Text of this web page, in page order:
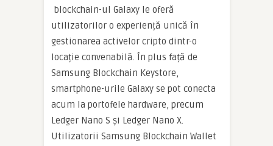
blockchain-ul Galaxy le oferă
utilizatorilor o experiență unică în
gestionarea activelor cripto dintr-o
locație convenabilă. În plus față de
Samsung Blockchain Keystore,
smartphone-urile Galaxy se pot conecta
acum la portofele hardware, precum
Ledger Nano S și Ledger Nano X.
Utilizatorii Samsung Blockchain Wallet